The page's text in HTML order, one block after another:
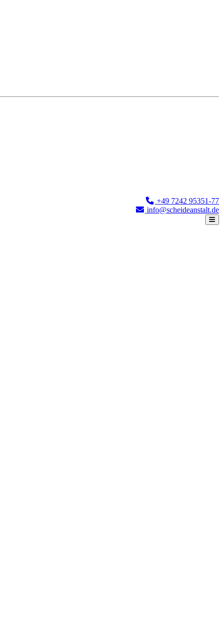
+49 7242 95351-77
info@scheideanstalt.de